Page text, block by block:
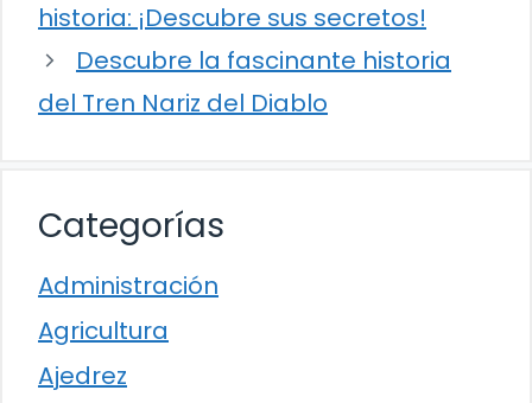
historia: ¡Descubre sus secretos!
Descubre la fascinante historia
del Tren Nariz del Diablo
Categorías
Administración
Agricultura
Ajedrez